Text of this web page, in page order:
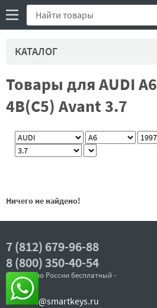
КАТАЛОГ
Товары для AUDI
4B(C5) Avant 3.7
Ничего не найдено!
7 (812) 679-96-88
8 (800) 350-40-54
- звонок по России бесплатный -
sales@smartkeys.ru